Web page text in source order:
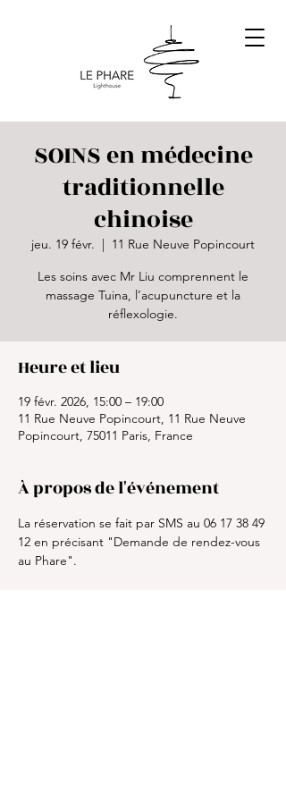
SOINS en médecine
traditionnelle
chinoise
jeu. 19 févr.
  |
11 Rue Neuve Popincourt
Les soins avec Mr Liu comprennent le
massage Tuina, l’acupuncture et la
réflexologie.
Heure et lieu
19 févr. 2026, 15:00 – 19:00
11 Rue Neuve Popincourt, 11 Rue Neuve
Popincourt, 75011 Paris, France
À propos de l'événement
La réservation se fait par SMS au 06 17 38 49
12 en précisant "Demande de rendez-vous
au Phare".